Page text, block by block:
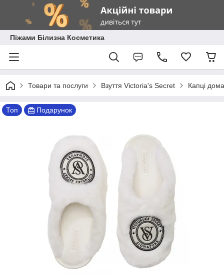
Піжами Білизна Косметика
Товари та послуги Взуття Victoria's Secret Капці
Топ Подарунок